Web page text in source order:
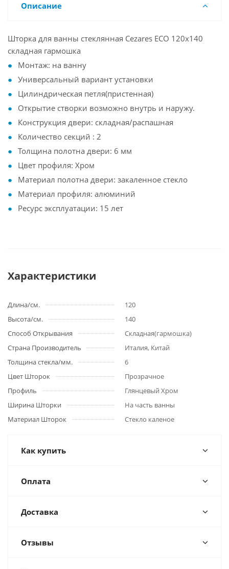
Описание
Шторка для ванны стеклянная Cezares ECO 120х140
складная гармошка
Монтаж: на ванну
Универсальный вариант установки
Цилиндрическая петля(пристенная)
Открытие створки возможно внутрь и наружу.
Конструкция двери: складная/распашная
Количество секций : 2
Толщина полотна двери: 6 мм
Цвет профиля: Хром
Материал полотна двери: закаленное стекло
Материал профиля: алюминий
Ресурс эксплуатации: 15 лет
Характеристики
Длина/см.
120
Высота/см.
140
Способ Открывания
Складная(гармошка)
Страна Производитель
Италия, Китай
Толщина стекла/мм.
6
Цвет Шторок
Прозрачное
Профиль
Глянцевый Хром
Ширина Шторки
На часть ванны
Материал Шторок
Стекло каленое
Как купить
Оплата
Доставка
Отзывы